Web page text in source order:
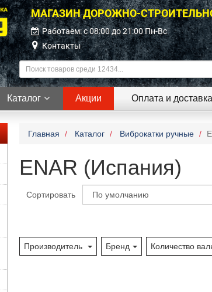
МАГАЗИН ДОРОЖНО-
Работаем: c 08:00 до 21:00 Пн-Вс
Контакты
Каталог Акции Оплата и доставка
Главная Каталог Виброкатки ручные
ENAR (Испания)
Сортировать
Производитель Бренд Количество